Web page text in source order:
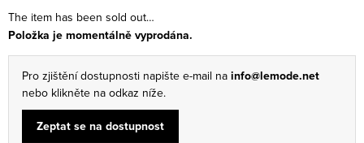
The item has been sold out…
Položka je momentálně vyprodána.
Pro zjištění dostupnosti napište e-mail na info@lemode.net
nebo klikněte na odkaz níže.
Zeptat se na dostupnost